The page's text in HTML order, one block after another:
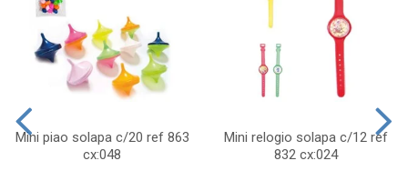
Mini piao solapa c/20 ref 863
cx:048
Mini relogio solapa c/12 ref
832 cx:024